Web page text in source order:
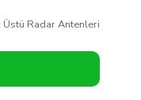
Üstü Radar Antenleri